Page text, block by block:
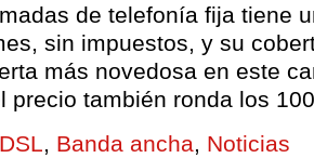
de telefonía fija tiene
sin impuestos, y su
más novedosa en este
precio también ronda los
, Banda ancha, Noticias